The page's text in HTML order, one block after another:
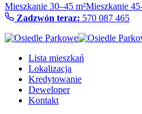
Mieszkanie 30–45 m²Mieszkanie
Zadzwón teraz: 570 087 465
Lista mieszkań
Lokalizacja
Kredytowanie
Deweloper
Kontakt